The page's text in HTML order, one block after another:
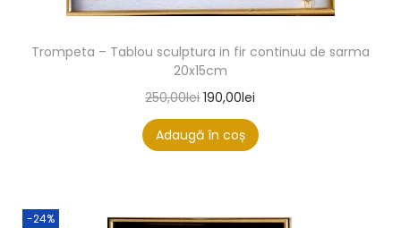
Trompeta – Tablou sculptura in fir continuu de sarma
20x15cm
250,00lei 190,00lei
Adaugă în coș
-24%